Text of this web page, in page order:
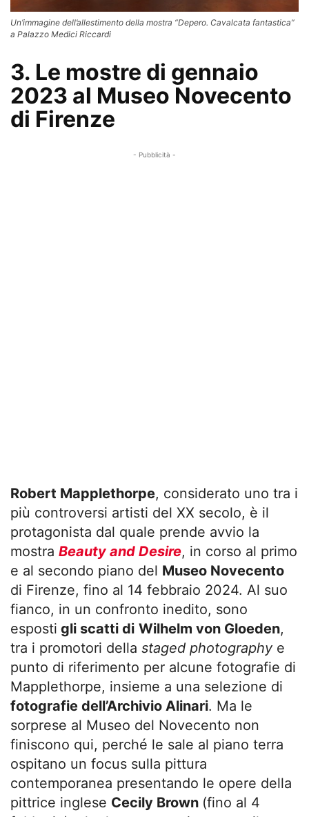
Un’immagine dell’allestimento della mostra “Depero. Cavalcata fantastica”
a Palazzo Medici Riccardi
3. Le mostre di gennaio
2023 al Museo Novecento
di Firenze
- Pubblicità -
Robert Mapplethorpe, considerato uno tra i
più controversi artisti del XX secolo, è il
protagonista dal quale prende avvio la
mostra Beauty and Desire, in corso al primo
e al secondo piano del Museo Novecento
di Firenze, fino al 14 febbraio 2024. Al suo
fianco, in un confronto inedito, sono
esposti gli scatti di Wilhelm von Gloeden,
tra i promotori della staged photographye
punto di riferimento per alcune fotografie di
Mapplethorpe, insieme a una selezione di
fotografie dell’Archivio Alinari. Ma le
sorprese al Museo del Novecento non
finiscono qui, perché le sale al piano terra
ospitano un focus sulla pittura
contemporanea presentando le opere della
pittrice inglese Cecily Brown (fino al 4